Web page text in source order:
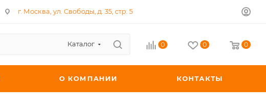
г. Москва, ул. Свободы, д. 35, стр. 5
Каталог 0 0 0
О КОМПАНИИ КОНТАКТЫ